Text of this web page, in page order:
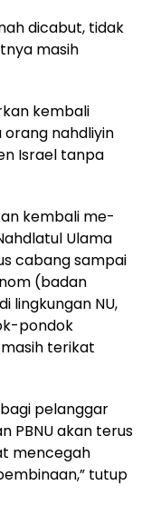
dicabut, tidak
masih
kembali
nahdliyin
Israel tanpa
kembali me-
Ulama
cabang sampai
(badan
lingkungan NU,
pondok
terikat
pelanggar
PBNU akan terus
mencegah
tutup